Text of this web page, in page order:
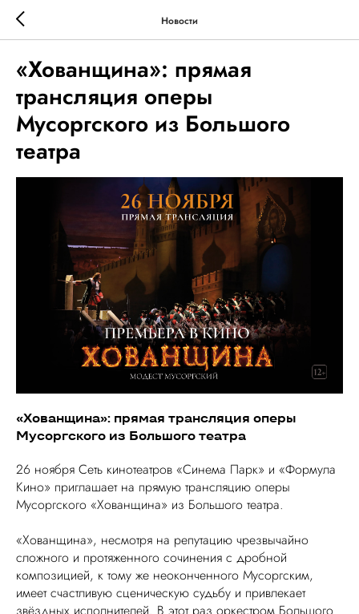
Новости
«Хованщина»: прямая
трансляция оперы
Мусоргского из Большого
театра
«Хованщина»: прямая трансляция оперы
Мусоргского из Большого театра
26 ноября Сеть кинотеатров «Синема Парк» и «Формула
Кино» приглашает на прямую трансляцию оперы
Мусоргского «Хованщина» из Большого театра.
«Хованщина», несмотря на репутацию чрезвычайно
сложного и протяженного сочинения с дробной
композицией, к тому же неоконченного Мусоргским,
имеет счастливую сценическую судьбу и привлекает